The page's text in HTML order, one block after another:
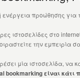
προώθησης για
ιστοσελίδες στο
την εμπειρία
μία ιστοσελίδα, να
bookmarking είναι